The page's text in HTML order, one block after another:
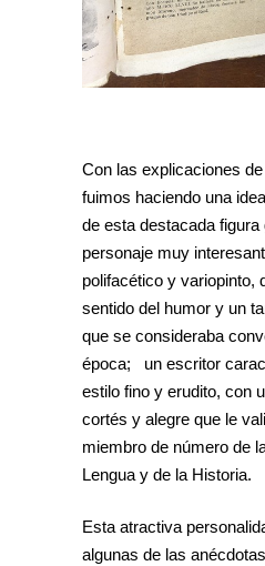
Con las explicaciones
fuimos haciendo una
de esta destacada figura
personaje muy
polifacético y variopinto,
sentido del humor y un
que se consideraba
época; un escritor
estilo fino y erudito, con
cortés y alegre que le
miembro de número de
Lengua y de la Historia.
Esta atractiva
algunas de las